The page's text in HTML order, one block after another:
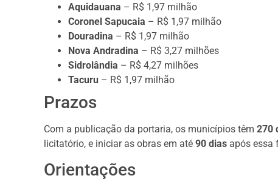
Aquidauana – R$ 1,97 milhão
Coronel Sapucaia – R$ 1,97 milhão
Douradina – R$ 1,97 milhão
Nova Andradina – R$ 3,27 milhões
Sidrolândia – R$ 4,27 milhões
Tacuru – R$ 1,97 milhão
Prazos
Com a publicação da portaria, os municípios têm 270
licitatório, e iniciar as obras em até 90 dias após essa
Orientações